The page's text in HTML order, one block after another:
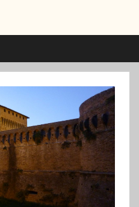
– Viaggi
per gli amanti dei viaggi